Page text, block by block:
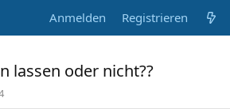
Anmelden Registrieren
lassen oder nicht??